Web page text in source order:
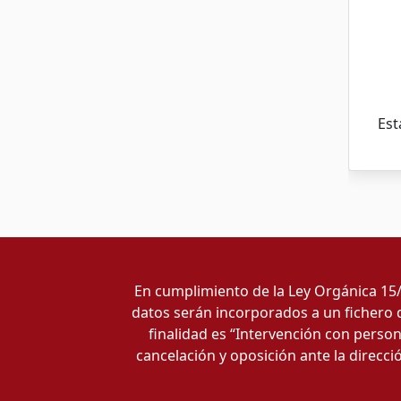
En cumplimiento de la Ley Orgánica
datos serán incorporados a un fichero
finalidad es “Intervención con
cancelación y oposición ante la